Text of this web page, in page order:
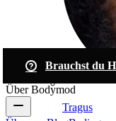
Tragus
Brauchst du
Über Bodymod